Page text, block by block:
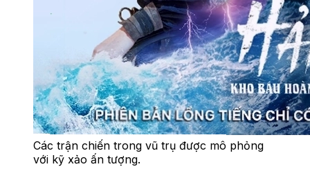
Các trận chiến trong vũ trụ được mô phỏng
với kỹ xảo ấn tượng.